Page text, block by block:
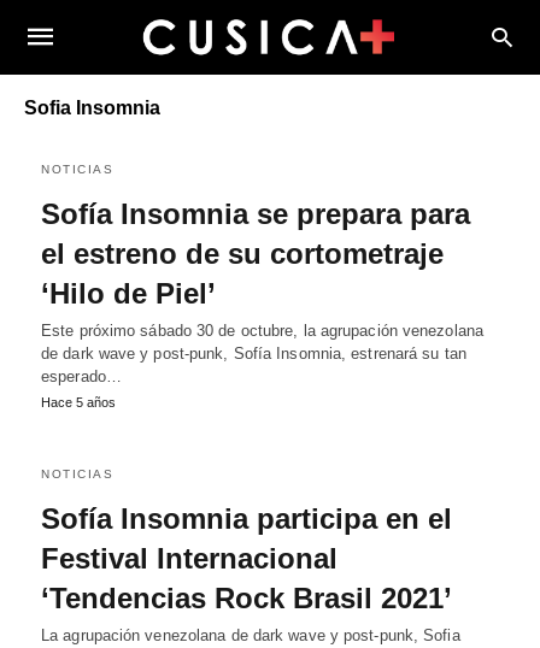
Sofia Insomnia
NOTICIAS
Sofía Insomnia se prepara para
el estreno de su cortometraje
‘Hilo de Piel’
Este próximo sábado 30 de octubre, la agrupación venezolana
de dark wave y post-punk, Sofía Insomnia, estrenará su tan
esperado…
Hace 5 años
NOTICIAS
Sofía Insomnia participa en el
Festival Internacional
‘Tendencias Rock Brasil 2021’
La agrupación venezolana de dark wave y post-punk, Sofia